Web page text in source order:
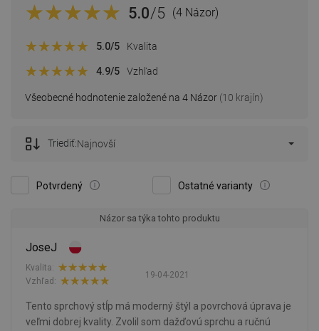
5.0/5 (4 Názor)
Všeobecné hodnotenie založené na 4 Názor (10 krajín)
5.0/5 Kvalita
4.9/5 Vzhľad
Potvrdený Ostatné varianty
Triediť:Najnovší
Názor sa týka tohto produktu
JoseJ
19-04-2021
Kvalita:
Vzhľad:
Tento sprchový stĺp má moderný štýl a povrchová úprava je
veľmi dobrej kvality. Zvolil som dažďovú sprchu a ručnú